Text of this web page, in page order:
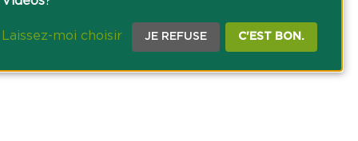
Laissez-moi choisir JE REFUSE C'EST BON.